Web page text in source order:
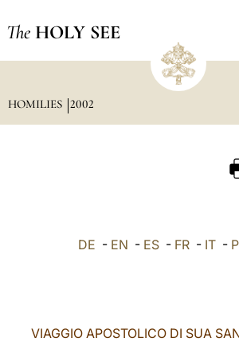
The HOLY SEE
HOMILIES 2002
DE - EN - ES- FR- IT-
VIAGGIO APOSTOLICO DI SUA